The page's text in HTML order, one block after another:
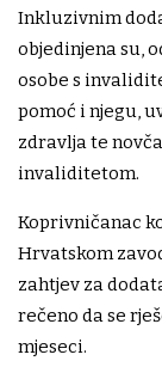
Inkluzivnim
objedinjena su,
osobe s
pomoć i njegu,
zdravlja te
invaliditetom.
Koprivničanac
Hrvatskom
zahtjev za
rečeno da se
mjeseci.